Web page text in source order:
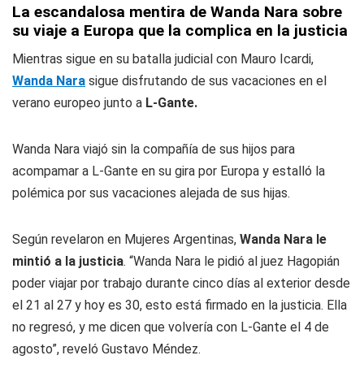
La escandalosa mentira de Wanda Nara sobre
su viaje a Europa que la complica en la justicia
Mientras sigue en su batalla judicial con Mauro Icardi,
Wanda Nara sigue disfrutando de sus vacaciones en el
verano europeo junto a L-Gante.
Wanda Nara viajó sin la compañía de sus hijos para
acompamar a L-Gante en su gira por Europa y estalló la
polémica por sus vacaciones alejada de sus hijas.
Según revelaron en Mujeres Argentinas, Wanda Nara le
mintió a la justicia. “Wanda Nara le pidió al juez Hagopián
poder viajar por trabajo durante cinco días al exterior desde
el 21 al 27 y hoy es 30, esto está firmado en la justicia. Ella
no regresó, y me dicen que volvería con L-Gante el 4 de
agosto”, reveló Gustavo Méndez.